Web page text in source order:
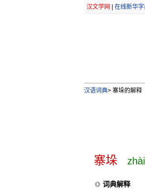
汉文学网 在线新华字
汉语词典>寨垛的解释
寨垛
词典解释